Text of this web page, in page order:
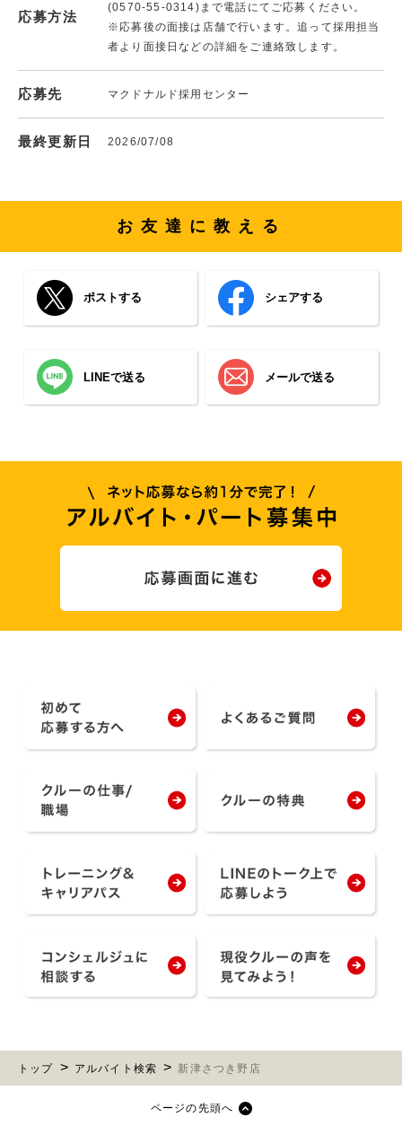
応募方法
(0570-55-0314)まで電話にてご応募ください。
※応募後の面接は店舗で行います。追って採用担当
者より面接日などの詳細をご連絡致します。
応募先 マクドナルド採用センター
最終更新日 2026/07/08
お友達に教える
ポストする シェアする
LINEで送る メールで送る
トップ アルバイト検索 新津さつき野店
ページの先頭へ